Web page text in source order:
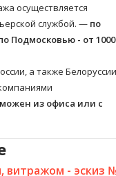
осуществляется
службой. — по
Подмосковью - от
а также
из офиса или с
витражом - эскиз